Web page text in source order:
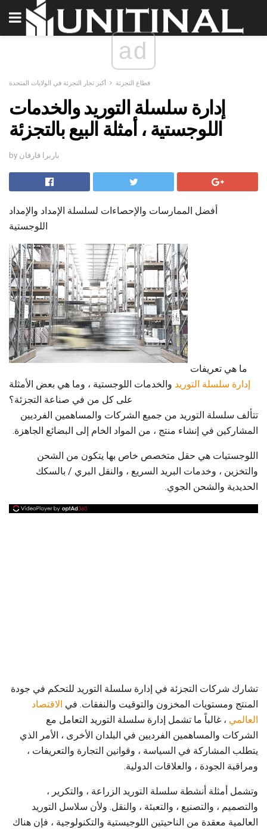
ad
قطاع التجزئة أكبر تجار التجزئة في الولايات المتحدة
إدارة سلسلة التوريد والخدمات
اللوجستية ، أمثلة البيع بالتجزئة
by باربرا فارفان
أفضل الممارسات والإحصاءات لسلسلة الإمداد والإمداد
اللوجستية
ما هي تعريفات
إدارة سلسلة التوريد والخدمات اللوجستية ، وما هي بعض الأمثلة
على كل من في صناعة التجزئة؟
تتألف سلسلة التوريد من جميع الشركات والمساهمين الفرديين
المشاركين في إنشاء منتج ، من المواد الخام إلى البضائع الجاهزة.
اللوجستيات هي حقل متخصص خاص بها يتكون من الشحن
والتخزين ، وخدمات البريد السريع ، والنقل البري / بالسكك
الحديدية والشحن الجوي.
تشارك شركات التجزئة في إدارة سلسلة التوريد للتحكم في جودة
المنتج ومستويات المخزون والتوقيت والنفقات. في الاقتصاد
العالمي ، غالباً ما تشمل إدارة سلسلة التوريد التعامل مع
الشركات والمساهمين الفرديين في البلدان الأخرى ، الأمر الذي
يتطلب المشاركة في السياسة ، وقوانين التجارة والتعريفات ،
ومراقبة الجودة ، والعلاقات الدولية.
وتشمل أمثلة أنشطة سلسلة التوريد الزراعة ، والتكرير ،
والتصميم ، والتصنيع ، والتعبئة ، والنقل. ولأن سلاسل التوريد
العالمية معقدة من الناحيتين اللوجيستية والتكنولوجية ، فإن هناك